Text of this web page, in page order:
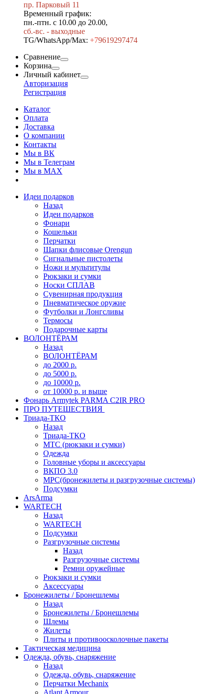
пр. Парковый 11
Временный график:
пн.-птн. с 10.00 до 20.00,
сб.-вс. - выходные
TG/WhatsApp/Max: +79619297474
Сравнение
Корзина
Личный кабинет
Авторизация
Регистрация
Каталог
Оплата
Доставка
О компании
Контакты
Мы в ВК
Мы в Телеграм
Мы в МAX
Идеи подарков
Назад
Идеи подарков
Фонари
Кошельки
Перчатки
Шапки флисовые Orengun
Сигнальные пистолеты
Ножи и мультитулы
Рюкзаки и сумки
Носки СПЛАВ
Сувенирная продукция
Пневматическое оружие
Футболки и Лонгсливы
Термосы
Подарочные карты
ВОЛОНТЁРАМ
Назад
ВОЛОНТЁРАМ
до 2000 р.
до 5000 р.
до 10000 р.
от 10000 р. и выше
Фонарь Armytek PARMA C2IR PRO
ПРО ПУТЕШЕСТВИЯ
Триада-ТКО
Назад
Триада-ТКО
МТС (рюкзаки и сумки)
Одежда
Головные уборы и аксессуары
ВКПО 3.0
МРС(бронежилеты и разгрузочные системы)
Подсумки
ArsArma
WARTECH
Назад
WARTECH
Подсумки
Разгрузочные системы
Назад
Разгрузочные системы
Ремни оружейные
Рюкзаки и сумки
Аксессуары
Бронежилеты / Бронешлемы
Назад
Бронежилеты / Бронешлемы
Шлемы
Жилеты
Плиты и противоосколочные пакеты
Тактическая медицина
Одежда, обувь, снаряжение
Назад
Одежда, обувь, снаряжение
Перчатки Mechanix
Atlant Armour